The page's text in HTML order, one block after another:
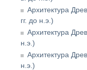
Архитектура
гг. до н.э.)
Архитектура
н.э.)
Архитектура
н.э.)